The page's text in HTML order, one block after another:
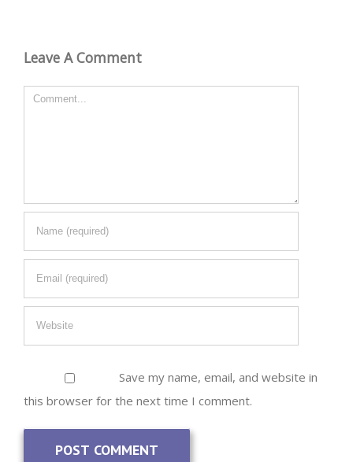
Leave A Comment
Comment
Save my name, email, and website in
this browser for the next time I comment.